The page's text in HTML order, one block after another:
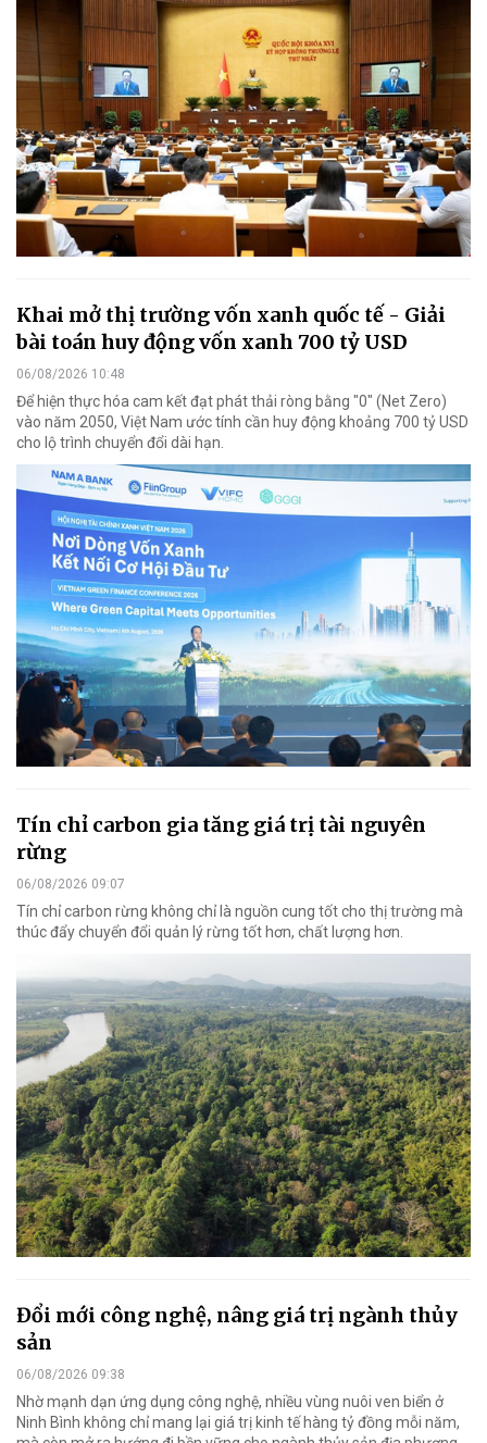
Khai mở thị trường vốn xanh quốc tế - Giải
bài toán huy động vốn xanh 700 tỷ USD
06/08/2026 10:48
Để hiện thực hóa cam kết đạt phát thải ròng bằng "0" (Net Zero)
vào năm 2050, Việt Nam ước tính cần huy động khoảng 700 tỷ USD
cho lộ trình chuyển đổi dài hạn.
Tín chỉ carbon gia tăng giá trị tài nguyên
rừng
06/08/2026 09:07
Tín chỉ carbon rừng không chỉ là nguồn cung tốt cho thị trường mà
thúc đẩy chuyển đổi quản lý rừng tốt hơn, chất lượng hơn.
Đổi mới công nghệ, nâng giá trị ngành thủy
sản
06/08/2026 09:38
Nhờ mạnh dạn ứng dụng công nghệ, nhiều vùng nuôi ven biển ở
Ninh Bình không chỉ mang lại giá trị kinh tế hàng tỷ đồng mỗi năm,